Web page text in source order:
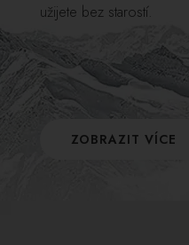
užijete bez starostí.
ZOBRAZIT VÍCE